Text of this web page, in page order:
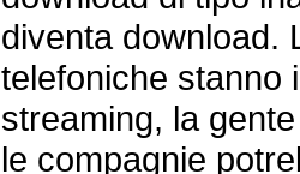
diventa download.
telefoniche stanno
streaming, la
le compagnie